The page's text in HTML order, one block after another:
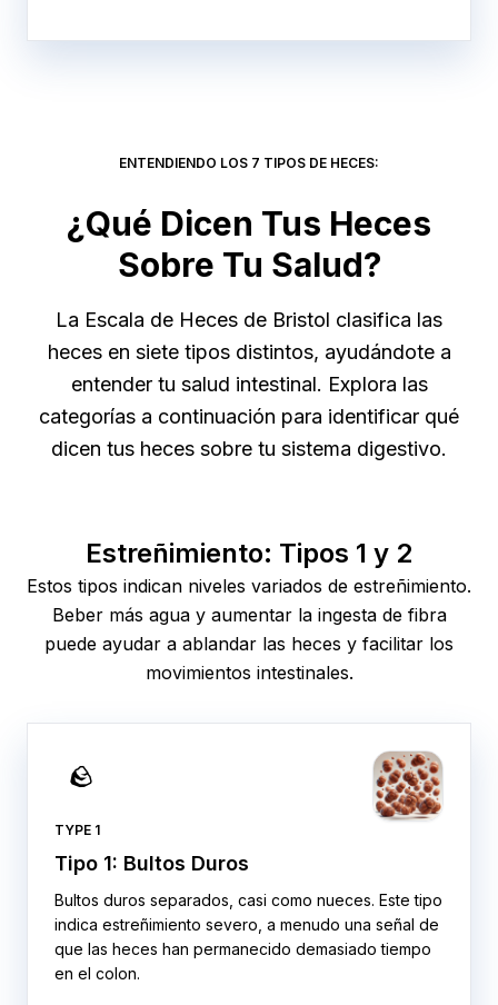
ENTENDIENDO LOS 7 TIPOS DE HECES:
¿Qué Dicen Tus Heces
Sobre Tu Salud?
La Escala de Heces de Bristol clasifica las
heces en siete tipos distintos, ayudándote a
entender tu salud intestinal. Explora las
categorías a continuación para identificar qué
dicen tus heces sobre tu sistema digestivo.
Estreñimiento: Tipos 1 y 2
Estos tipos indican niveles variados de estreñimiento.
Beber más agua y aumentar la ingesta de fibra
puede ayudar a ablandar las heces y facilitar los
movimientos intestinales.
🪨
TYPE 1
Tipo 1: Bultos Duros
Bultos duros separados, casi como nueces. Este tipo
indica estreñimiento severo, a menudo una señal de
que las heces han permanecido demasiado tiempo
en el colon.